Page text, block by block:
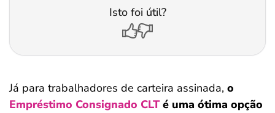
Isto foi útil?
Já para trabalhadores de carteira assinada, o
Empréstimo Consignado CLTé uma ótima opção